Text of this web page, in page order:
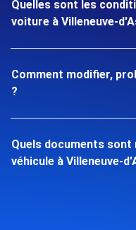
Quelles sont les
voiture à Villeneuve-
Comment modifier,
?
Quels documents
véhicule à Villeneuve-